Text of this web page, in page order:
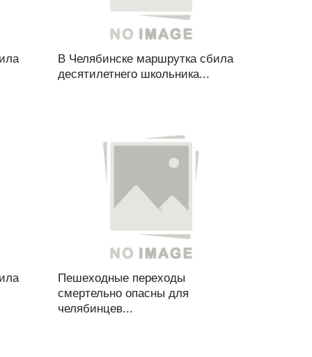
В Челябинске маршрутка сбила
десятилетнего школьника...
Пешеходные переходы
смертельно опасны для
челябинцев...